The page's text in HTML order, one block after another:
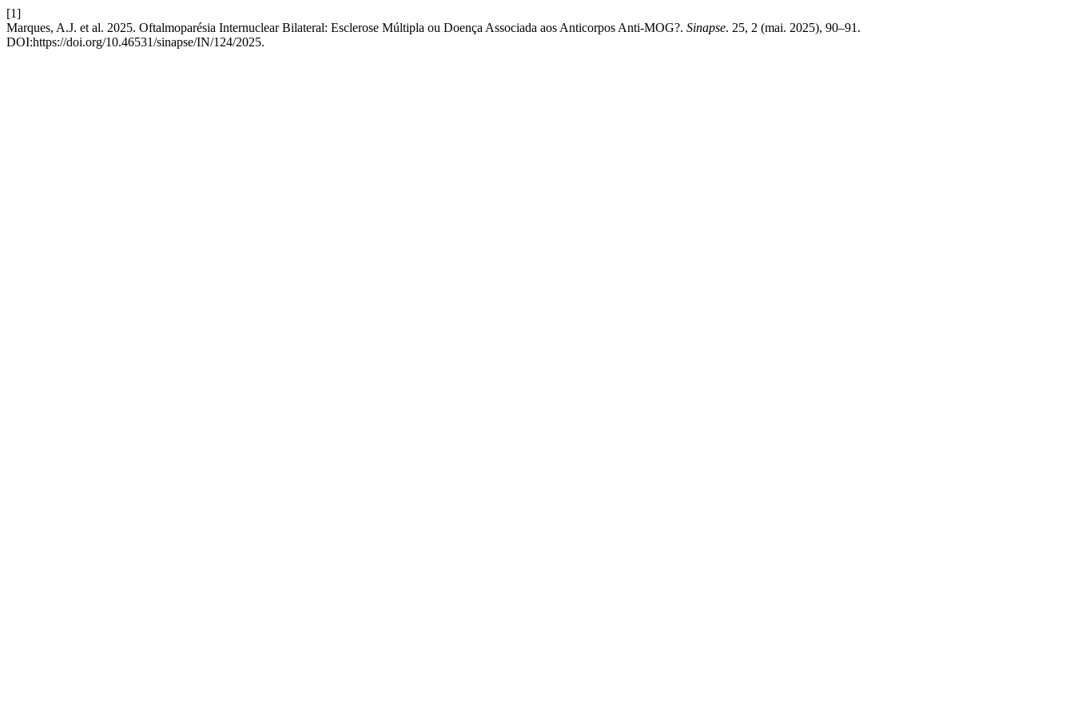
[1]
Marques, A.J. et al. 2025. Oftalmoparésia Internuclear Bilateral: Esclerose Múltipla ou Doença Associada aos Anticorpos Anti-MOG?. Sinapse. 25, 2 (mai. 2025), 90–91.
DOI:https://doi.org/10.46531/sinapse/IN/124/2025.